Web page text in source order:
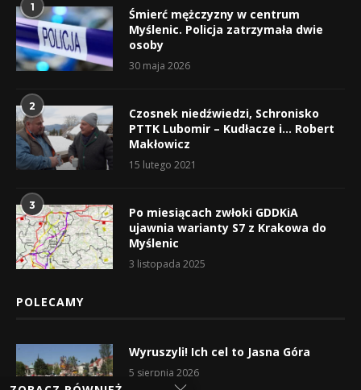
1
Śmierć mężczyzny w centrum
Myślenic. Policja zatrzymała dwie
osoby
30 maja 2026
2
Czosnek niedźwiedzi, Schronisko
PTTK Lubomir – Kudłacze i… Robert
Makłowicz
15 lutego 2021
3
Po miesiącach zwłoki GDDKiA
ujawnia warianty S7 z Krakowa do
Myślenic
3 listopada 2025
POLECAMY
Wyruszyli! Ich cel to Jasna Góra
5 sierpnia 2026